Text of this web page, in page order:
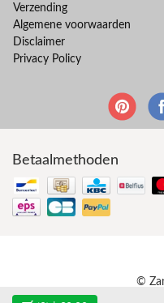
Verzending
Algemene voorwaarden
Disclaimer
Privacy Policy
Betaalmethoden
©